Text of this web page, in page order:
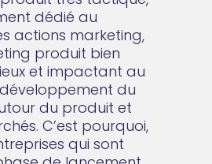
dédié au
actions marketing,
produit bien
et impactant au
du
du produit et
C’est pourquoi,
qui sont